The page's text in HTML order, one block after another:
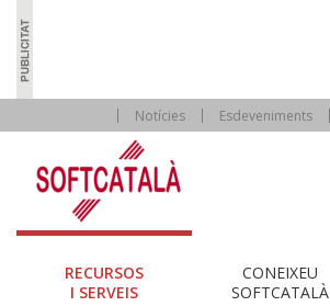
Notícies Esdeveniments
RECURSOS
I SERVEIS
CONEIXEU
SOFTCATALÀ